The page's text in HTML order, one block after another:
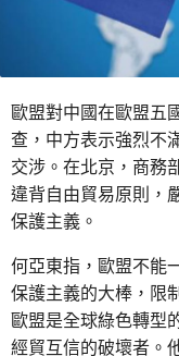
歐盟對中國在歐盟五
查，中方表示強烈不
交涉。在北京，商務
違背自由貿易原則，
保護主義。
何亞東指，歐盟不能
保護主義的大棒，限
歐盟是全球綠色轉型
經貿互信的破壞者。